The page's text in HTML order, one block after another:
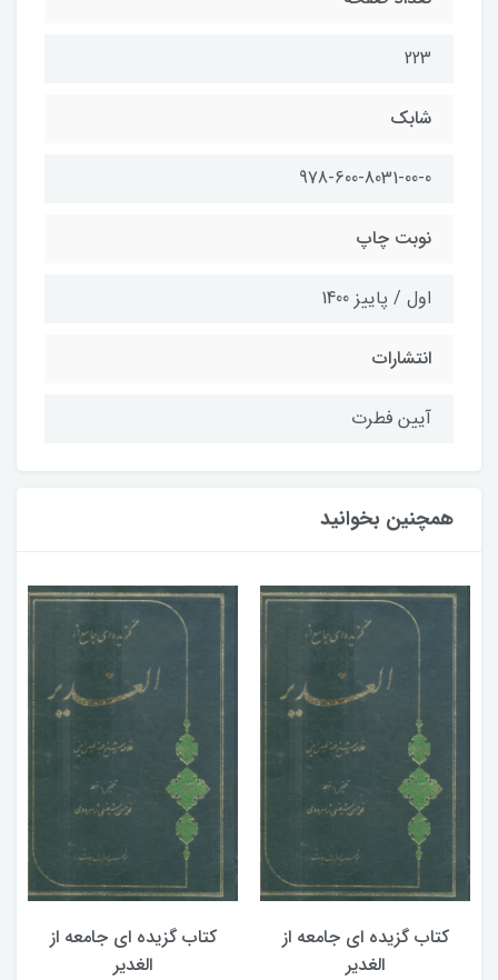
223
شابک
978-600-8031-00-0
نوبت چاپ
اول / پاییز 1400
انتشارات
آیین فطرت
همچنین بخوانید
کتاب گزیده ای جامعه از
الغدیر
کتاب گزیده ای جامعه از
الغدیر